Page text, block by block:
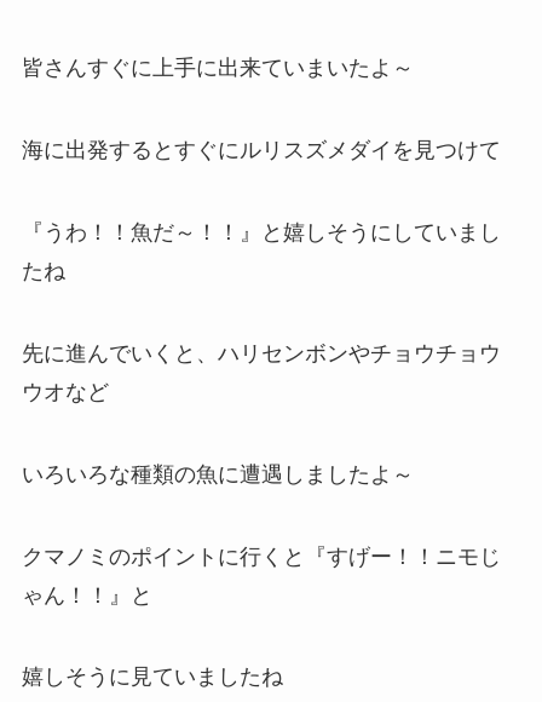
皆さんすぐに上手に出来ていまいたよ～
海に出発するとすぐにルリスズメダイを見つけて
『うわ！！魚だ～！！』と嬉しそうにしていまし
たね
先に進んでいくと、ハリセンボンやチョウチョウ
ウオなど
いろいろな種類の魚に遭遇しましたよ～
クマノミのポイントに行くと『すげー！！ニモじ
ゃん！！』と
嬉しそうに見ていましたね